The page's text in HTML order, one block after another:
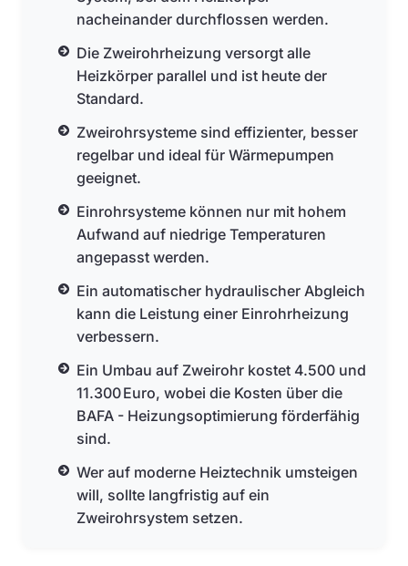
nacheinander durchflossen werden.
Die Zweirohrheizung versorgt alle
Heizkörper parallel und ist heute der
Standard.
Zweirohrsysteme sind effizienter, besser
regelbar und ideal für Wärmepumpen
geeignet.
Einrohrsysteme können nur mit hohem
Aufwand auf niedrige Temperaturen
angepasst werden.
Ein automatischer hydraulischer Abgleich
kann die Leistung einer Einrohrheizung
verbessern.
Ein Umbau auf Zweirohr kostet 4.500 und
11.300 Euro, wobei die Kosten über die
BAFA - Heizungsoptimierung förderfähig
sind.
Wer auf moderne Heiztechnik umsteigen
will, sollte langfristig auf ein
Zweirohrsystem setzen.